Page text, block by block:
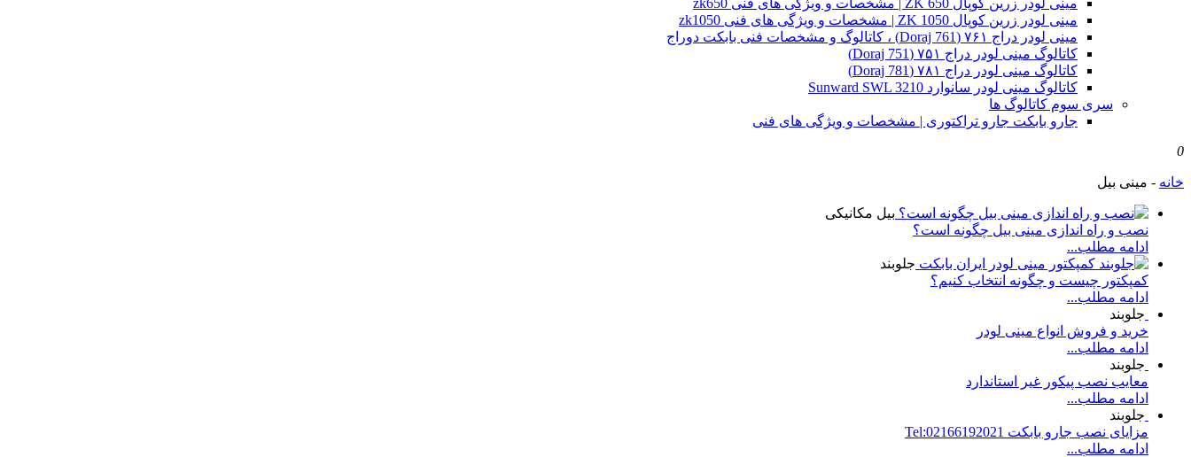
مینی لودر زرین کوپال ZK 650 | مشخصات و ویژگی های فنی zk650
مینی لودر زرین کوپال ZK 1050 | مشخصات و ویژگی های فنی zk1050
مینی لودر دراج ۷۶۱ (Doraj 761) ، کاتالوگ و مشخصات فنی بابکت دوراج
کاتالوگ مینی لودر دراج ۷۵۱ (Doraj 751)
کاتالوگ مینی لودر دراج ۷۸۱ (Doraj 781)
کاتالوگ مینی لودر سانوارد Sunward SWL 3210
سری سوم کاتالوگ ها
جارو بابکت جارو تراکتوری | مشخصات و ویژگی های فنی
0
خانه - مینی بیل
بیل مکانیکی
نصب و راه اندازی مینی بیل چگونه است؟
ادامه مطلب...
جلوبند
کمپکتور چیست و چگونه انتخاب کنیم؟
ادامه مطلب...
جلوبند
خرید و فروش انواع مینی لودر
ادامه مطلب...
جلوبند
معایب نصب پیکور غیر استاندارد
ادامه مطلب...
جلوبند
مزایای نصب جارو بابکت Tel:02166192021
ادامه مطلب...